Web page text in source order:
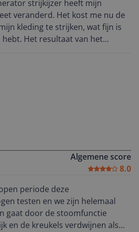
strijkijzer heeft mijn
veranderd. Het kost me nu de
kleding te strijken, wat fijn is
hebt. Het resultaat van het
ik daarnaast
watertank, waardoor ik langer
bij te vullen. Het apparaat
is eenvoudig te gebruiken. De
zijn perfect voor
en ik heb geen zorgen meer over
materialen. Al met al ben
Algemene score
8.0
periode deze
testen en we zijn helemaal
gaat door de stoomfunctie
en de kreukels verdwijnen als